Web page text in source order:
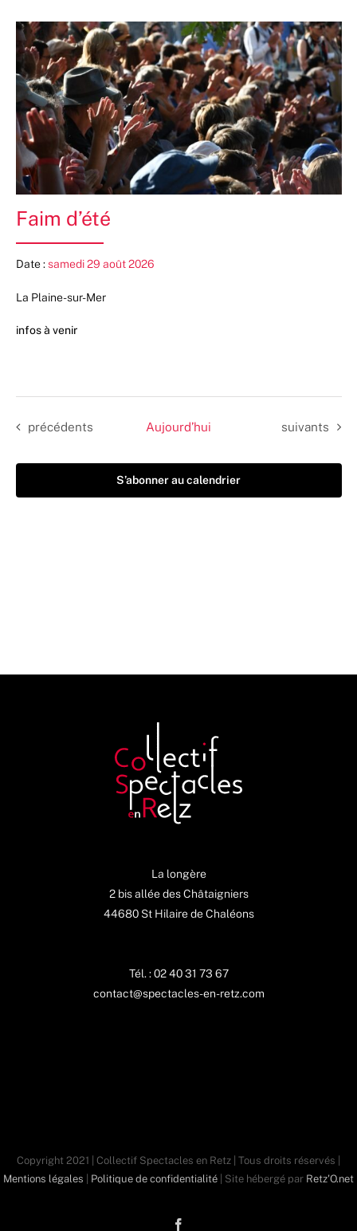
Faim d’été
Date :samedi 29 août 2026
La Plaine-sur-Mer
infos à venir
Évènements
précédents Aujourd’hui Évènements
suivants
S’abonner au calendrier
La longère
2 bis allée des Châtaigniers
44680 St Hilaire de Chaléons
Tél. : 02 40 31 73 67
contact@spectacles-en-retz.com
Copyright 2021 | Collectif Spectacles en Retz | Tous droits réservés |
Mentions légales
Politique de confidentialité | Site hébergé par Retz'O.net